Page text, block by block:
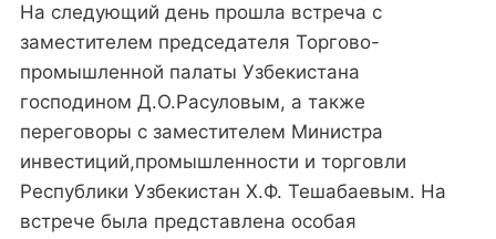
На следующий день прошла встреча с
заместителем председателя Торгово-
промышленной палаты Узбекистана
господином Д.О.Расуловым, а также
переговоры с заместителем Министра
инвестиций,промышленности и торговли
Республики Узбекистан Х.Ф. Тешабаевым. На
встрече была представлена особая